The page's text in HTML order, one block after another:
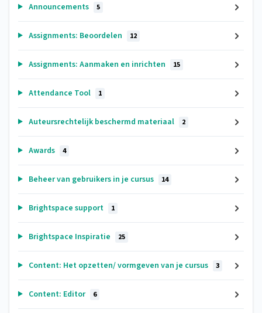
Announcements 5
Assignments: Beoordelen 12
Assignments: Aanmaken en inrichten 15
Attendance Tool 1
Auteursrechtelijk beschermd materiaal 2
Awards 4
Beheer van gebruikers in je cursus 14
Brightspace support 1
Brightspace Inspiratie 25
Content: Het opzetten/ vormgeven van je cursus 3
Content: Editor 6